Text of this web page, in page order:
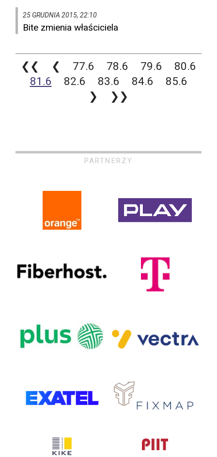
25 GRUDNIA 2015, 22:10
Bite zmienia właściciela
❮❮ ❮ 77.6 78.6 79.6
80.6
81.6
82.6 83.6 84.6
85.6
❯
❯❯
PARTNERZY